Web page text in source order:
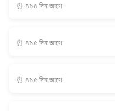
⏰ ৪৮৪ দিন আগে
⏰ ৪৮৫ দিন আগে
⏰ ৪৮৫ দিন আগে